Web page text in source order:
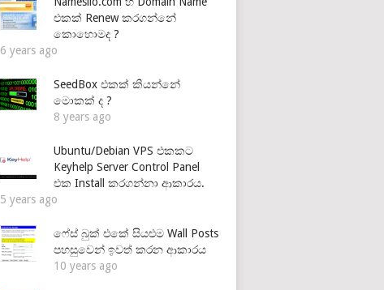
එකක් Renew කරගන්නේ
කොහොමද ?
6 years ago
SeedBox එකක් කියන්නේ
මොකක් ද ?
8 years ago
Ubuntu/Debian VPS එකකට
Keyhelp Server Control Panel
එක Install කරගන්නා ආකාරය.
5 years ago
ෆේස් බුක් එකේ සියළුම Wall Posts
පහසුවෙන් ඉවත් කරන ආකාරය
10 years ago